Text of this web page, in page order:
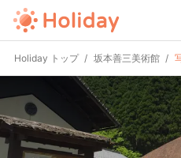
Holiday トップ 坂本善三美術館